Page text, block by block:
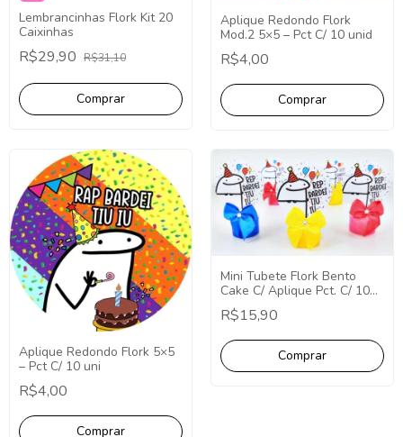
Lembrancinhas Flork Kit 20
Caixinhas
R$29,90 R$31,10
Aplique Redondo Flork
Mod.2 5×5 – Pct C/ 10 unid
R$4,00
Aplique Redondo Flork 5×5
– Pct C/ 10 uni
R$4,00
Mini Tubete Flork Bento
Cake C/ Aplique Pct. C/ 10
Unidades - Decoração Festa
Aniversário Tubete Aplique.
R$15,90